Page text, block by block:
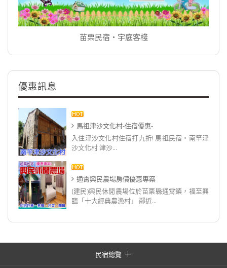
苗栗民宿‧宇庭客棧
優惠訊息
馬祖津沙文化村-住宿優惠-
入住津沙文化村住宿打九折! 馬祖民宿‧南竿津
沙文化村 津沙...
通霄興民農場房價優惠專案
(建民)興民休閒農場位於苗栗縣通霄鎮，福至興
臨「十大經典農漁村」 鄰近...
民宿總覽